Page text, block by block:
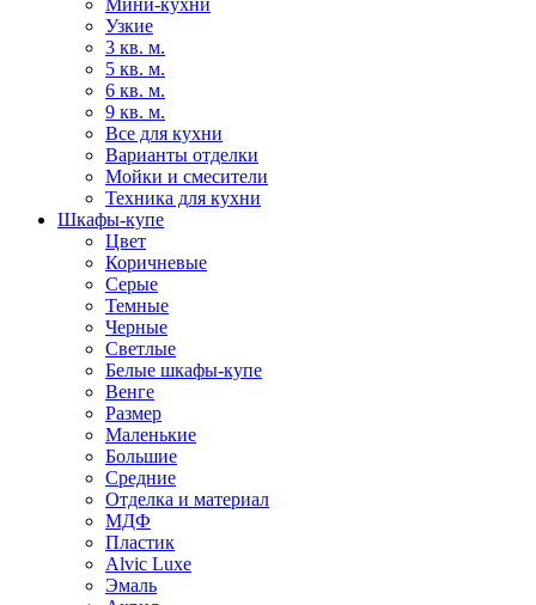
Мини-кухни
Узкие
3 кв. м.
5 кв. м.
6 кв. м.
9 кв. м.
Все для кухни
Варианты отделки
Мойки и смесители
Техника для кухни
Шкафы-купе
Цвет
Коричневые
Серые
Темные
Черные
Светлые
Белые шкафы-купе
Венге
Размер
Маленькие
Большие
Средние
Отделка и материал
МДФ
Пластик
Alvic Luxe
Эмаль